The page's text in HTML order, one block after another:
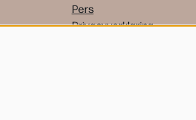
Pers
Privacyverklaring